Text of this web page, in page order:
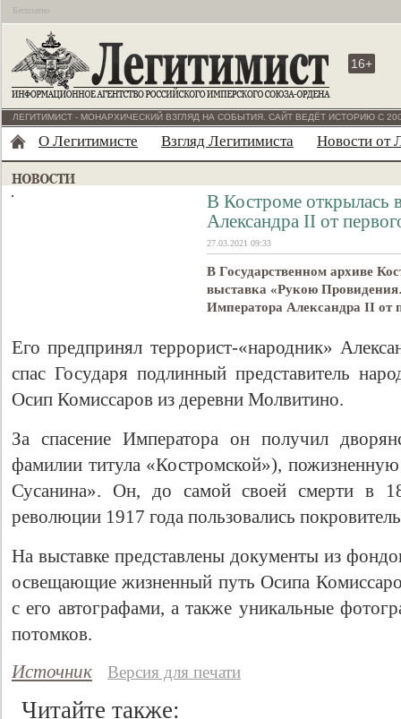
Бесплатно
16+
ЛЕГИТИМИСТ - МОНАРХИЧЕСКИЙ ВЗГЛЯД НА СОБЫТИЯ. САЙТ ВЕДЁТ ИСТОРИЮ С
О Легитимисте Взгляд Легитимиста Новости от
В Костроме открылась
Александра II от
27.03.2021 09:33
В Государственном архиве
выставка «Рукою
Императора Александра II от
Его предпринял террорист-«народник»
спас Государя подлинный представитель
Осип Комиссаров из деревни Молвитино.
За спасение Императора он получил
фамилии титула «Костромской»),
Сусанина». Он, до самой своей смерти в
революции 1917 года пользовались
На выставке представлены документы из
освещающие жизненный путь Осипа
с его автографами, а также уникальные
потомков.
Источник
Версия для печати
Читайте также: